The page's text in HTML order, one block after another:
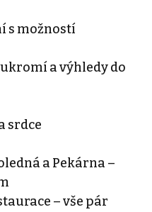
s možností
a výhledy do
srdce
a Pekárna –
– vše pár